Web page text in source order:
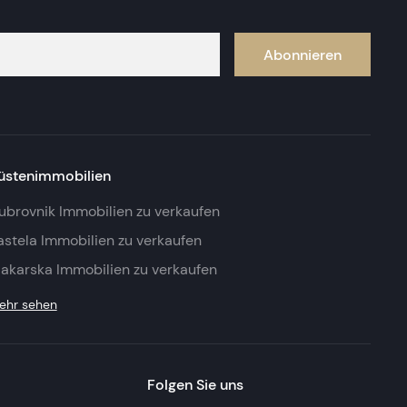
Abonnieren
Immobilien zu verkaufen
Immobilien zu verkaufen
Immobilien zu verkaufen
sehen
Folgen Sie uns